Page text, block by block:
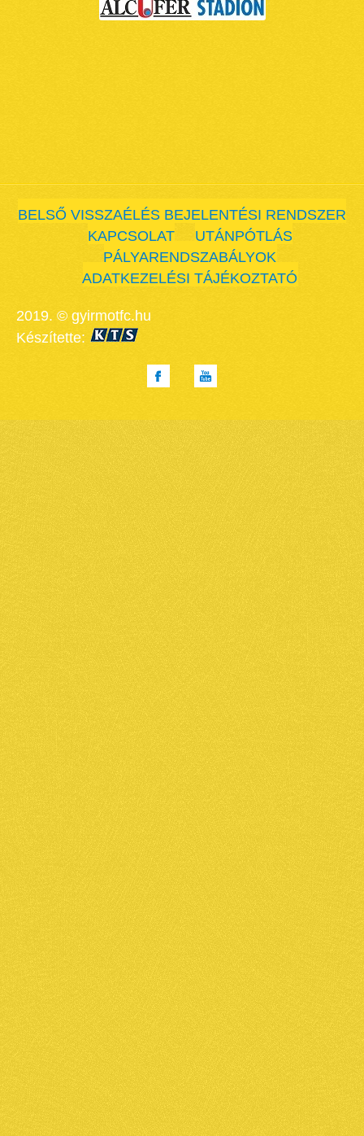
BELSŐ VISSZAÉLÉS BEJELENTÉSI RENDSZER
KAPCSOLAT
UTÁNPÓTLÁS
PÁLYARENDSZABÁLYOK
ADATKEZELÉSI TÁJÉKOZTATÓ
2019. © gyirmotfc.hu
Készítette: